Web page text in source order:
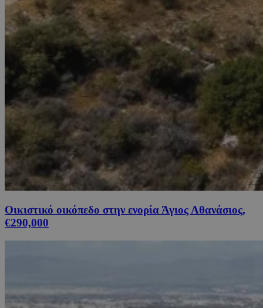
Οικιστικό οικόπεδο στην ενορία Άγιος Αθανάσιος,
€290,000